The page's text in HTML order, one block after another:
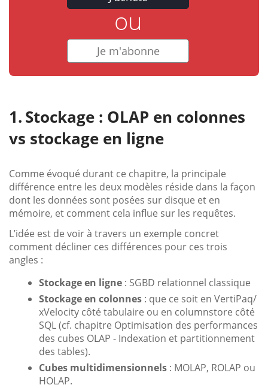
ou
Je m'abonne
Stockage : OLAP en colonnes
vs stockage en ligne
Comme évoqué durant ce chapitre, la principale
différence entre les deux modèles réside dans la façon
dont les données sont posées sur disque et en
mémoire, et comment cela influe sur les requêtes.
L’idée est de voir à travers un exemple concret
comment décliner ces différences pour ces trois
angles :
Stockage en ligne : SGBD relationnel classique
Stockage en colonnes : que ce soit en VertiPaq/
xVelocity côté tabulaire ou en columnstore côté
SQL (cf. chapitre Optimisation des performances
des cubes OLAP - Indexation et partitionnement
des tables).
Cubes multidimensionnels : MOLAP, ROLAP ou
HOLAP.